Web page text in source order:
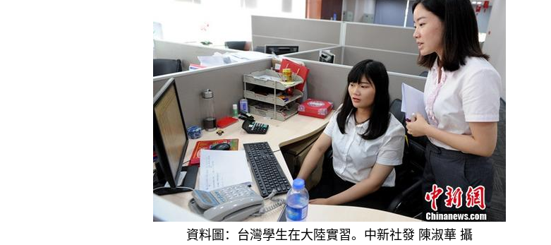
資料圖：台灣學生在大陸實習。中新社發 陳淑華 攝